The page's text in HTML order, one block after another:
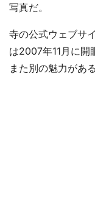
写真だ。
寺の公式ウェブサ
は2007年11月に開
また別の魅力がある